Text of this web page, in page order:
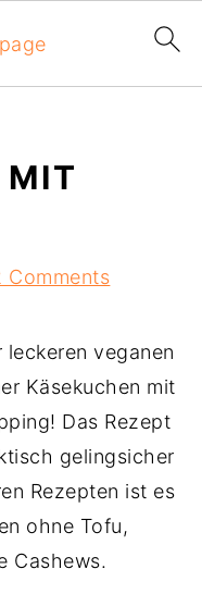
MIT
Comments
veganen
Käsekuchen mit
Das Rezept
gelingsicher
Rezepten ist es
ohne Tofu,
Cashews.